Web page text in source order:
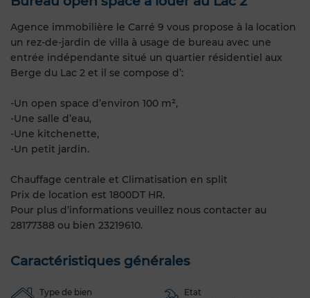
Agence immobilière le Carré 9 vous propose à la location
un rez-de-jardin de villa à usage de bureau avec une
entrée indépendante situé un quartier résidentiel aux
Berge du Lac 2 et il se compose d’:
-Un open space d’environ 100 m²,
-Une salle d’eau,
-Une kitchenette,
-Un petit jardin.
Chauffage centrale et Climatisation en split
Prix de location est 1800DT HR.
Pour plus d’informations veuillez nous contacter au
28177388 ou bien 23219610.
Caractéristiques générales
Type de bien Etat